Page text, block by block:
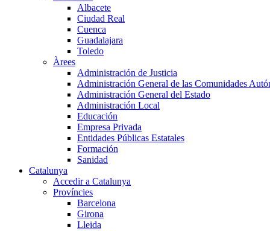
Albacete
Ciudad Real
Cuenca
Guadalajara
Toledo
Àrees
Administración de Justicia
Administración General de las Comunidades
Administración General del Estado
Administración Local
Educación
Empresa Privada
Entidades Públicas Estatales
Formación
Sanidad
Catalunya
Accedir a Catalunya
Províncies
Barcelona
Girona
Lleida